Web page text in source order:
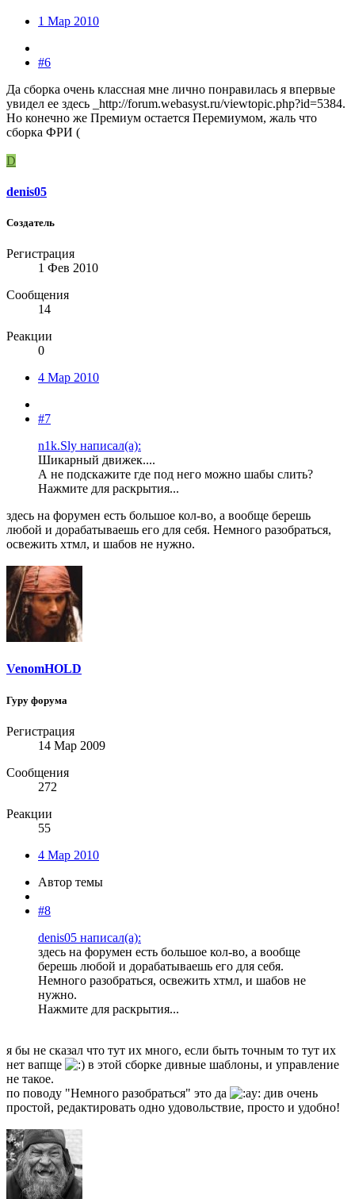
1 Мар 2010
#6
Да сборка очень классная мне лично понравилась я впервые
увидел ее здесь _http://forum.webasyst.ru/viewtopic.php?id=5384.
Но конечно же Премиум остается Перемиумом, жаль что
сборка ФРИ (
D
denis05
Создатель
Регистрация
1 Фев 2010
Сообщения
14
Реакции
0
4 Мар 2010
#7
n1k.Sly написал(а):
Шикарный движек....
А не подскажите где под него можно шабы слить?
Нажмите для раскрытия...
здесь на форумен есть большое кол-во, а вообще берешь
любой и дорабатываешь его для себя. Немного разобраться,
освежить хтмл, и шабов не нужно.
VenomHOLD
Гуру форума
Регистрация
14 Мар 2009
Сообщения
272
Реакции
55
4 Мар 2010
Автор темы
#8
denis05 написал(а):
здесь на форумен есть большое кол-во, а вообще
берешь любой и дорабатываешь его для себя.
Немного разобраться, освежить хтмл, и шабов не
нужно.
Нажмите для раскрытия...
я бы не сказал что тут их много, если быть точным то тут их
нет вапще
в этой сборке дивные шаблоны, и управление
не такое.
по поводу "Немного разобраться" это да
див очень
простой, редактировать одно удовольствие, просто и удобно!